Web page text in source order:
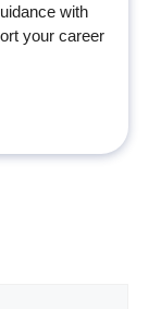
with
your career